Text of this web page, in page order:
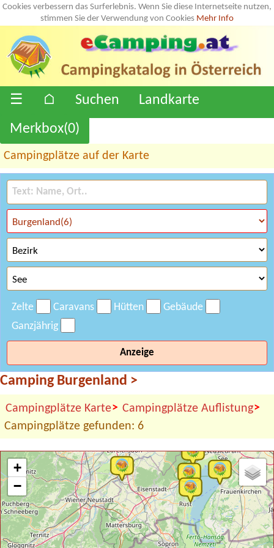
Cookies verbessern das Surferlebnis. Wenn Sie diese Internetseite nutzen,
stimmen Sie der Verwendung von Cookies Mehr Info
☰ ⌂ Suchen
Landkarte
Merkbox(0)
Campingplätze auf der Karte
Zelte Caravans Hütten
Gebäude
Ganzjährig
Anzeige
Camping Burgenland >
Campingplätze Karte> Campingplätze Auflistung>
Campingplätze gefunden: 6
+
−